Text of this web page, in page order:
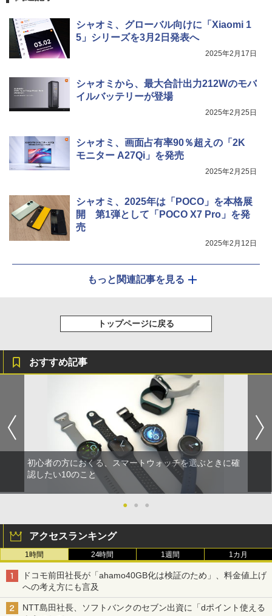
シャオミ、グローバル向けに「Xiaomi 1
5」シリーズを3月2日発表へ
2025年2月17日
シャオミから、最大合計出力212Wのモバ
イルバッテリーが登場
2025年2月25日
シャオミ、画面占有率90％超えの「2K
モニター A27Qi」を発売
2025年2月25日
シャオミ、2025年は「POCO」を本格展
開 第1弾として「POCO X7 Pro」を発
売
2025年2月12日
もっと関連記事を見る
トップページに戻る
おすすめ記事
初心者の方におくる、スマートウォッチを選ぶときに確
認したい10のこと
● ● ●
アクセスランキング
1時間 24時間 1週間 1カ月
ドコモ前田社長が「ahamo40GB化は検証のため」、料金値上げ
への考え方にも言及
NTT島田社長、ソフトバンクのセブン出資に「dポイント使える